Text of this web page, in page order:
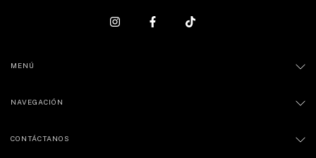
MENÚ
NAVEGACIÓN
CONTÁCTANOS